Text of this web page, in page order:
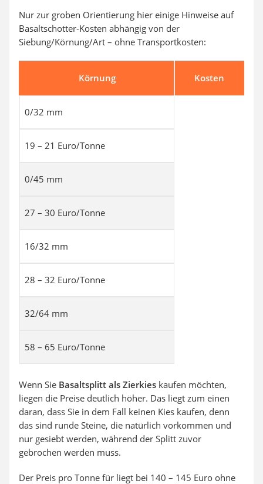
Nur zur groben Orientierung hier einige Hinweise auf
Basaltschotter-Kosten abhängig von der
Siebung/Körnung/Art – ohne Transportkosten:
Körnung Kosten
0/32 mm
19 – 21 Euro/Tonne
0/45 mm
27 – 30 Euro/Tonne
16/32 mm
28 – 32 Euro/Tonne
32/64 mm
58 – 65 Euro/Tonne
Wenn Sie Basaltsplitt als Zierkies kaufen möchten,
liegen die Preise deutlich höher. Das liegt zum einen
daran, dass Sie in dem Fall keinen Kies kaufen, denn
das sind runde Steine, die natürlich vorkommen und
nur gesiebt werden, während der Splitt zuvor
gebrochen werden muss.
Der Preis pro Tonne für liegt bei 140 – 145 Euro ohne